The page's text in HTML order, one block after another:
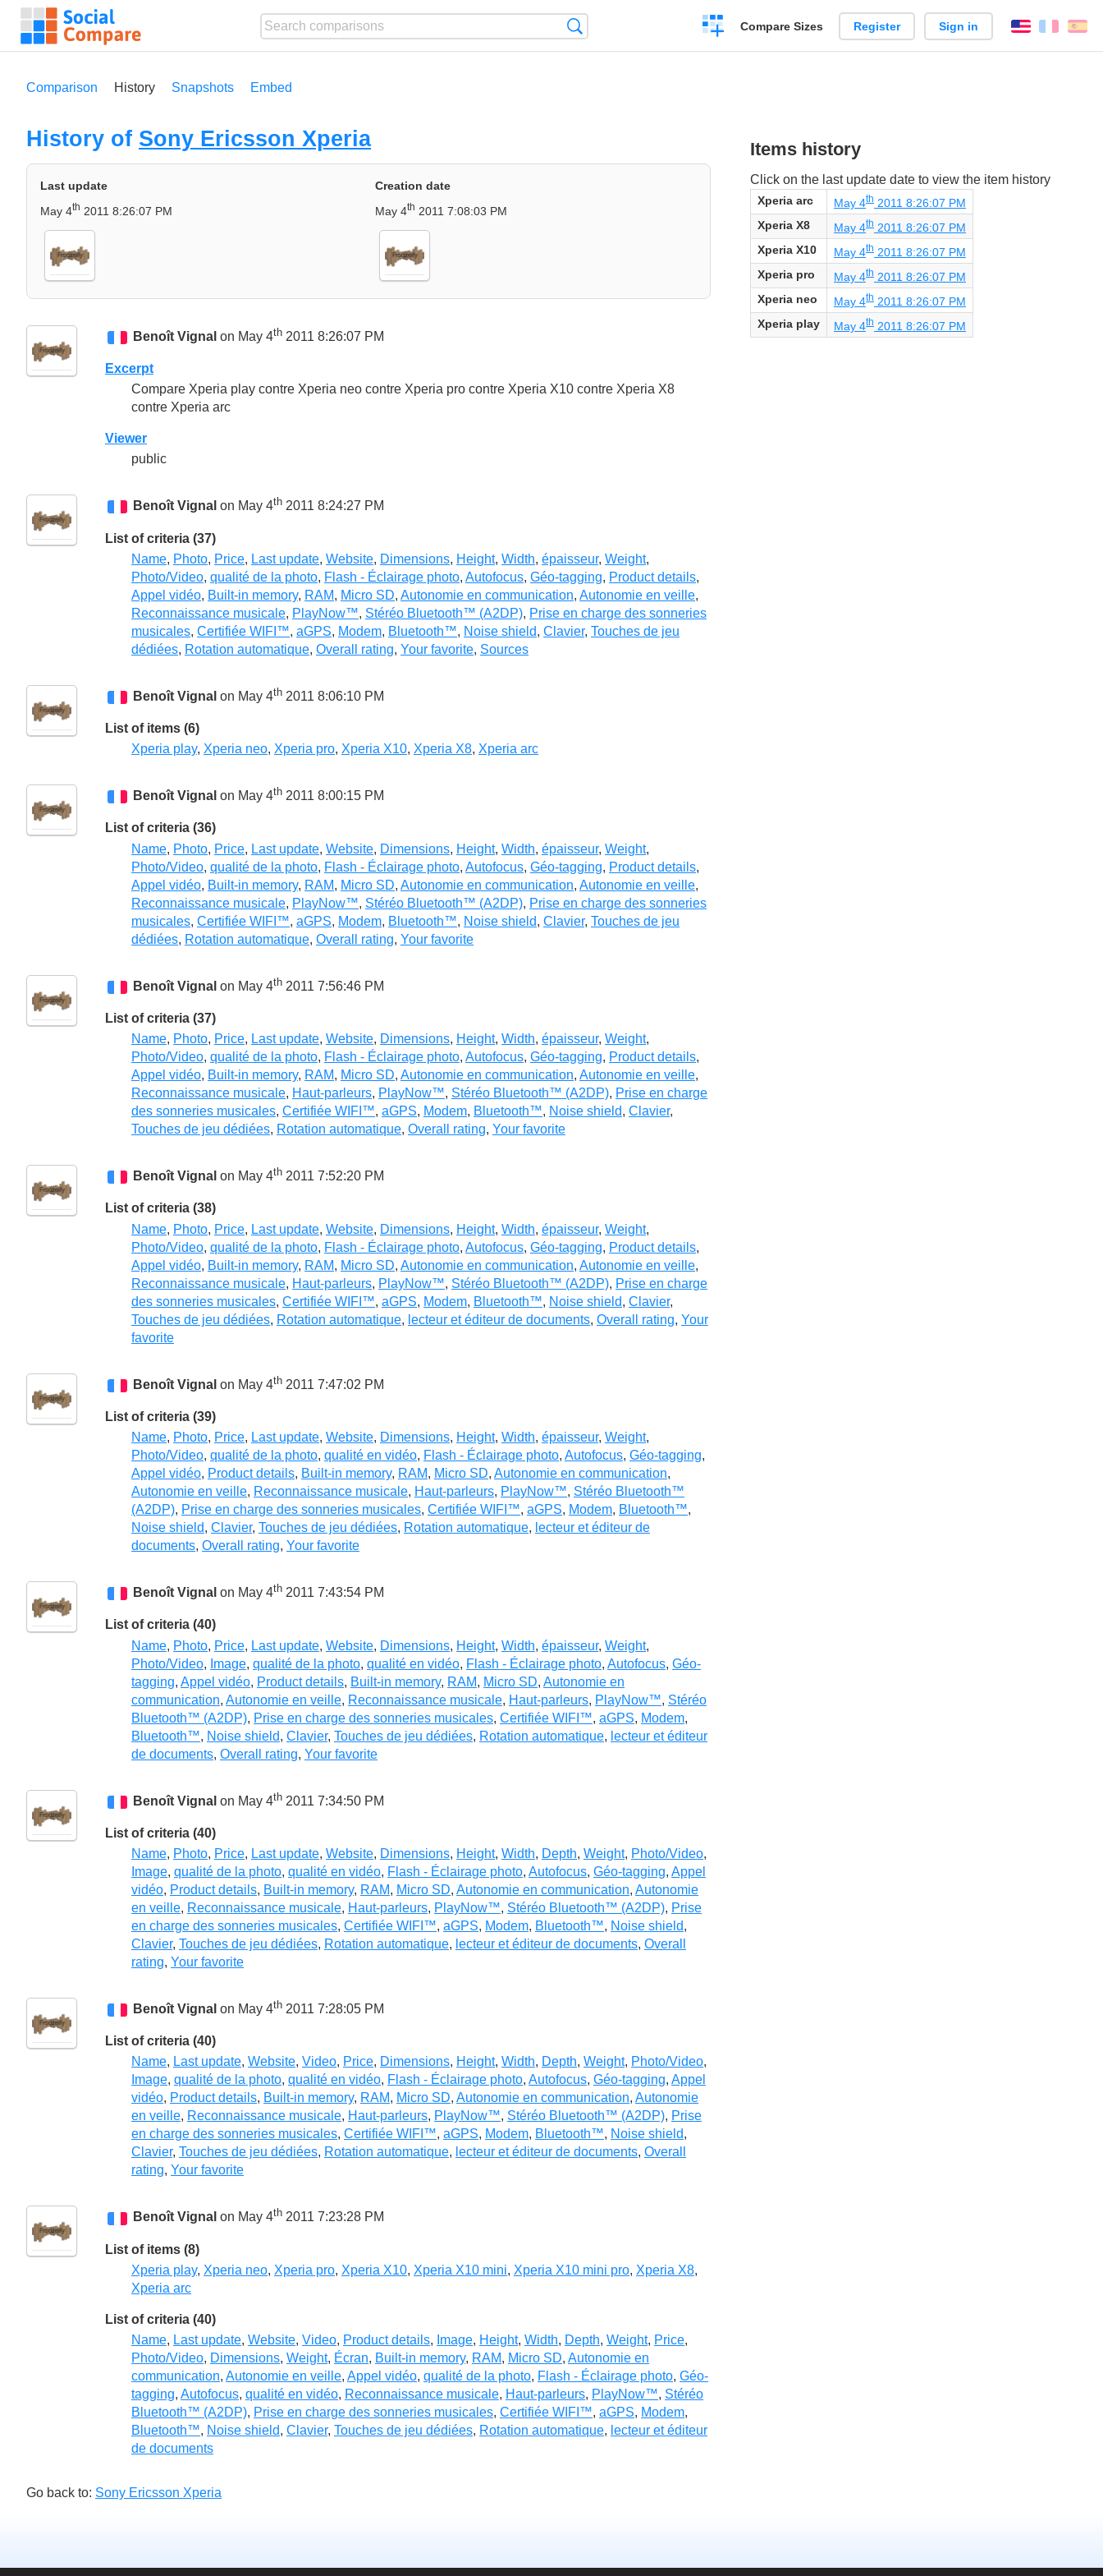
Create
a
Compare Sizes Register Sign in English
Comparison History Snapshots Embed
History of Sony Ericsson Xperia
Last update
May 4th 2011 8:26:07 PM
Creation date
May 4th 2011 7:08:03 PM
Benoît Vignal on May 4th 2011 8:26:07 PM
Excerpt
Compare Xperia play contre Xperia neo contre Xperia pro contre Xperia X10 contre Xperia X8
contre Xperia arc
Viewer
public
Benoît Vignal on May 4th 2011 8:24:27 PM
List of criteria (37)
Name, Photo, Price, Last update, Website, Dimensions, Height, Width, épaisseur, Weight,
Photo/Video, qualité de la photo, Flash - Éclairage photo, Autofocus, Géo-tagging, Product details,
Appel vidéo, Built-in memory, RAM, Micro SD, Autonomie en communication, Autonomie en veille,
Reconnaissance musicale, PlayNow™, Stéréo Bluetooth™ (A2DP), Prise en charge des sonneries
musicales, Certifiée WIFI™, aGPS, Modem, Bluetooth™, Noise shield, Clavier, Touches de jeu
dédiées, Rotation automatique, Overall rating, Your favorite, Sources
Benoît Vignal on May 4th 2011 8:06:10 PM
List of items (6)
Xperia play, Xperia neo, Xperia pro, Xperia X10, Xperia X8, Xperia arc
Benoît Vignal on May 4th 2011 8:00:15 PM
List of criteria (36)
Name, Photo, Price, Last update, Website, Dimensions, Height, Width, épaisseur, Weight,
Photo/Video, qualité de la photo, Flash - Éclairage photo, Autofocus, Géo-tagging, Product details,
Appel vidéo, Built-in memory, RAM, Micro SD, Autonomie en communication, Autonomie en veille,
Reconnaissance musicale, PlayNow™, Stéréo Bluetooth™ (A2DP), Prise en charge des sonneries
musicales, Certifiée WIFI™, aGPS, Modem, Bluetooth™, Noise shield, Clavier, Touches de jeu
dédiées, Rotation automatique, Overall rating, Your favorite
Benoît Vignal on May 4th 2011 7:56:46 PM
List of criteria (37)
Name, Photo, Price, Last update, Website, Dimensions, Height, Width, épaisseur, Weight,
Photo/Video, qualité de la photo, Flash - Éclairage photo, Autofocus, Géo-tagging, Product details,
Appel vidéo, Built-in memory, RAM, Micro SD, Autonomie en communication, Autonomie en veille,
Reconnaissance musicale, Haut-parleurs, PlayNow™, Stéréo Bluetooth™ (A2DP), Prise en charge
des sonneries musicales, Certifiée WIFI™, aGPS, Modem, Bluetooth™, Noise shield, Clavier,
Touches de jeu dédiées, Rotation automatique, Overall rating, Your favorite
Benoît Vignal on May 4th 2011 7:52:20 PM
List of criteria (38)
Name, Photo, Price, Last update, Website, Dimensions, Height, Width, épaisseur, Weight,
Photo/Video, qualité de la photo, Flash - Éclairage photo, Autofocus, Géo-tagging, Product details,
Appel vidéo, Built-in memory, RAM, Micro SD, Autonomie en communication, Autonomie en veille,
Reconnaissance musicale, Haut-parleurs, PlayNow™, Stéréo Bluetooth™ (A2DP), Prise en charge
des sonneries musicales, Certifiée WIFI™, aGPS, Modem, Bluetooth™, Noise shield, Clavier,
Touches de jeu dédiées, Rotation automatique, lecteur et éditeur de documents, Overall rating, Your
favorite
Benoît Vignal on May 4th 2011 7:47:02 PM
List of criteria (39)
Name, Photo, Price, Last update, Website, Dimensions, Height, Width, épaisseur, Weight,
Photo/Video, qualité de la photo, qualité en vidéo, Flash - Éclairage photo, Autofocus, Géo-tagging,
Appel vidéo, Product details, Built-in memory, RAM, Micro SD, Autonomie en communication,
Autonomie en veille, Reconnaissance musicale, Haut-parleurs, PlayNow™, Stéréo Bluetooth™
(A2DP), Prise en charge des sonneries musicales, Certifiée WIFI™, aGPS, Modem, Bluetooth™,
Noise shield, Clavier, Touches de jeu dédiées, Rotation automatique, lecteur et éditeur de
documents, Overall rating, Your favorite
Benoît Vignal on May 4th 2011 7:43:54 PM
List of criteria (40)
Name, Photo, Price, Last update, Website, Dimensions, Height, Width, épaisseur, Weight,
Photo/Video, Image, qualité de la photo, qualité en vidéo, Flash - Éclairage photo, Autofocus, Géo-
tagging, Appel vidéo, Product details, Built-in memory, RAM, Micro SD, Autonomie en
communication, Autonomie en veille, Reconnaissance musicale, Haut-parleurs, PlayNow™, Stéréo
Bluetooth™ (A2DP), Prise en charge des sonneries musicales, Certifiée WIFI™, aGPS, Modem,
Bluetooth™, Noise shield, Clavier, Touches de jeu dédiées, Rotation automatique, lecteur et éditeur
de documents, Overall rating, Your favorite
Benoît Vignal on May 4th 2011 7:34:50 PM
List of criteria (40)
Name, Photo, Price, Last update, Website, Dimensions, Height, Width, Depth, Weight, Photo/Video,
Image, qualité de la photo, qualité en vidéo, Flash - Éclairage photo, Autofocus, Géo-tagging, Appel
vidéo, Product details, Built-in memory, RAM, Micro SD, Autonomie en communication, Autonomie
en veille, Reconnaissance musicale, Haut-parleurs, PlayNow™, Stéréo Bluetooth™ (A2DP), Prise
en charge des sonneries musicales, Certifiée WIFI™, aGPS, Modem, Bluetooth™, Noise shield,
Clavier, Touches de jeu dédiées, Rotation automatique, lecteur et éditeur de documents, Overall
rating, Your favorite
Benoît Vignal on May 4th 2011 7:28:05 PM
List of criteria (40)
Name, Last update, Website, Video, Price, Dimensions, Height, Width, Depth, Weight, Photo/Video,
Image, qualité de la photo, qualité en vidéo, Flash - Éclairage photo, Autofocus, Géo-tagging, Appel
vidéo, Product details, Built-in memory, RAM, Micro SD, Autonomie en communication, Autonomie
en veille, Reconnaissance musicale, Haut-parleurs, PlayNow™, Stéréo Bluetooth™ (A2DP), Prise
en charge des sonneries musicales, Certifiée WIFI™, aGPS, Modem, Bluetooth™, Noise shield,
Clavier, Touches de jeu dédiées, Rotation automatique, lecteur et éditeur de documents, Overall
rating, Your favorite
Benoît Vignal on May 4th 2011 7:23:28 PM
List of items (8)
Xperia play, Xperia neo, Xperia pro, Xperia X10, Xperia X10 mini, Xperia X10 mini pro, Xperia X8,
Xperia arc
List of criteria (40)
Name, Last update, Website, Video, Product details, Image, Height, Width, Depth, Weight, Price,
Photo/Video, Dimensions, Weight, Écran, Built-in memory, RAM, Micro SD, Autonomie en
communication, Autonomie en veille, Appel vidéo, qualité de la photo, Flash - Éclairage photo, Géo-
tagging, Autofocus, qualité en vidéo, Reconnaissance musicale, Haut-parleurs, PlayNow™, Stéréo
Bluetooth™ (A2DP), Prise en charge des sonneries musicales, Certifiée WIFI™, aGPS, Modem,
Bluetooth™, Noise shield, Clavier, Touches de jeu dédiées, Rotation automatique, lecteur et éditeur
de documents
Go back to: Sony Ericsson Xperia
Items history
Click on the last update date to view the item history
Xperia arc May 4th 2011 8:26:07 PM
Xperia X8
May 4th 2011 8:26:07 PM
Xperia X10
May 4th 2011 8:26:07 PM
Xperia pro
May 4th 2011 8:26:07 PM
Xperia neo
May 4th 2011 8:26:07 PM
Xperia play
May 4th 2011 8:26:07 PM